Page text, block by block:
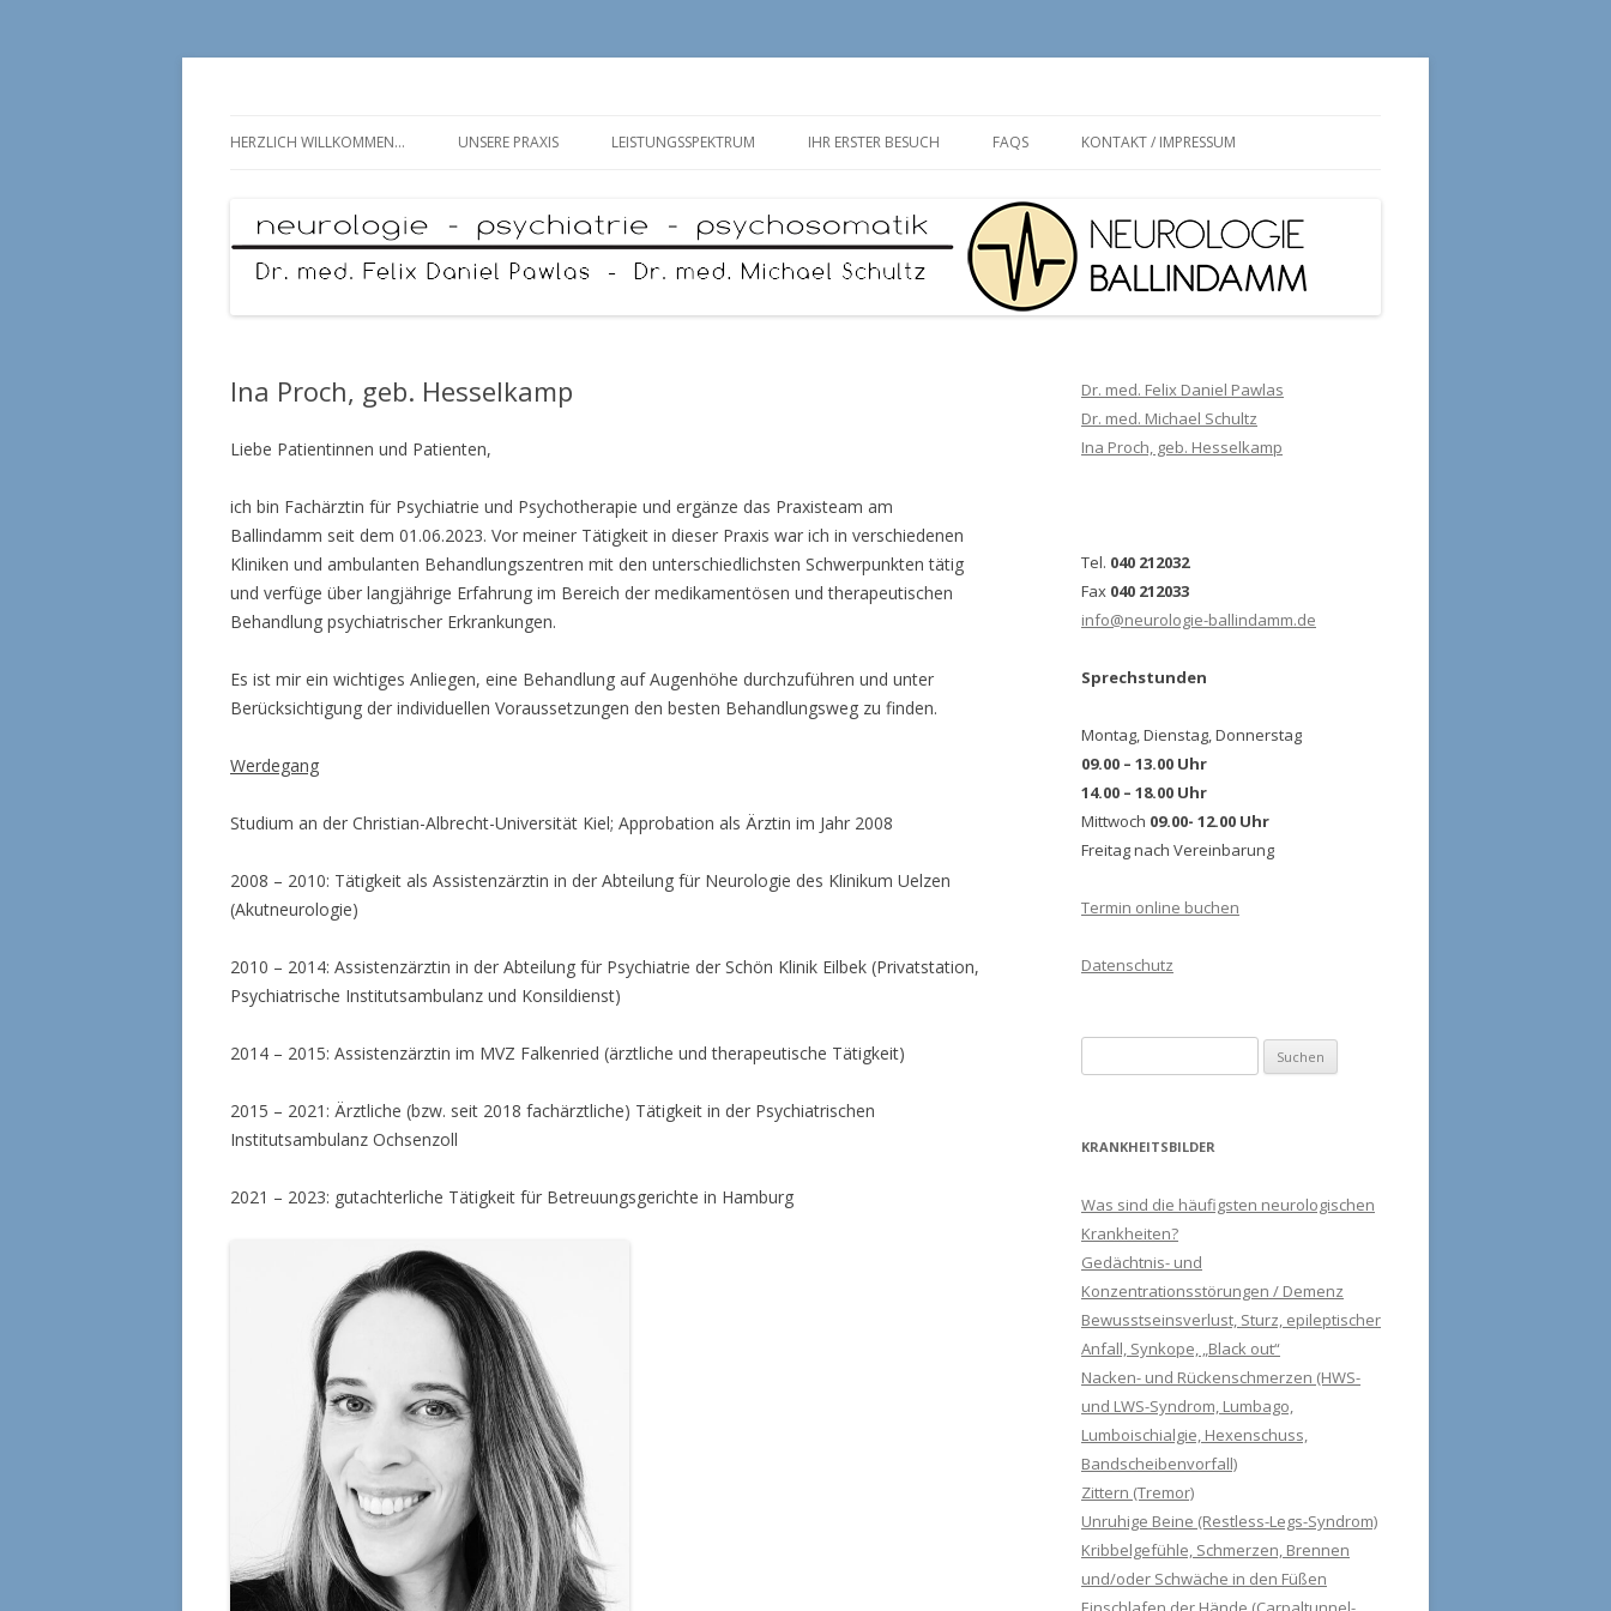
Inhalt
HERZLICH WILLKOMMEN… UNSERE PRAXIS LEISTUNGSSPEKTRUM IHR ERSTER BESUCH FAQS KONTAKT / IMPRESSUM
Ina Proch, geb. Hesselkamp
Liebe Patientinnen und Patienten,
ich bin Fachärztin für Psychiatrie und Psychotherapie und ergänze das Praxisteam am
Ballindamm seit dem 01.06.2023. Vor meiner Tätigkeit in dieser Praxis war ich in verschiedenen
Kliniken und ambulanten Behandlungszentren mit den unterschiedlichsten Schwerpunkten tätig
und verfüge über langjährige Erfahrung im Bereich der medikamentösen und therapeutischen
Behandlung psychiatrischer Erkrankungen.
Es ist mir ein wichtiges Anliegen, eine Behandlung auf Augenhöhe durchzuführen und unter
Berücksichtigung der individuellen Voraussetzungen den besten Behandlungsweg zu finden.
Werdegang
Studium an der Christian-Albrecht-Universität Kiel; Approbation als Ärztin im Jahr 2008
2008 – 2010: Tätigkeit als Assistenzärztin in der Abteilung für Neurologie des Klinikum Uelzen
(Akutneurologie)
2010 – 2014: Assistenzärztin in der Abteilung für Psychiatrie der Schön Klinik Eilbek (Privatstation,
Psychiatrische Institutsambulanz und Konsildienst)
2014 – 2015: Assistenzärztin im MVZ Falkenried (ärztliche und therapeutische Tätigkeit)
2015 – 2021: Ärztliche (bzw. seit 2018 fachärztliche) Tätigkeit in der Psychiatrischen
Institutsambulanz Ochsenzoll
2021 – 2023: gutachterliche Tätigkeit für Betreuungsgerichte in Hamburg
Dr. med. Felix Daniel Pawlas
Dr. med. Michael Schultz
Ina Proch, geb. Hesselkamp
Tel. 040 212032
Fax 040 212033
info@neurologie-ballindamm.de
Sprechstunden
Montag, Dienstag, Donnerstag
09.00 – 13.00 Uhr
14.00 – 18.00 Uhr
Mittwoch 09.00- 12.00 Uhr
Freitag nach Vereinbarung
Termin online buchen
Datenschutz
nach:
KRANKHEITSBILDER
Was sind die häufigsten neurologischen
Krankheiten?
Gedächtnis- und
Konzentrationsstörungen / Demenz
Bewusstseinsverlust, Sturz, epileptischer
Anfall, Synkope, „Black out“
Nacken- und Rückenschmerzen (HWS-
und LWS-Syndrom, Lumbago,
Lumboischialgie, Hexenschuss,
Bandscheibenvorfall)
Zittern (Tremor)
Unruhige Beine (Restless-Legs-Syndrom)
Kribbelgefühle, Schmerzen, Brennen
und/oder Schwäche in den Füßen